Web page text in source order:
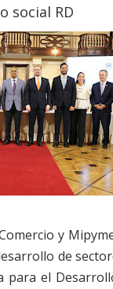
social RD
y
de
el